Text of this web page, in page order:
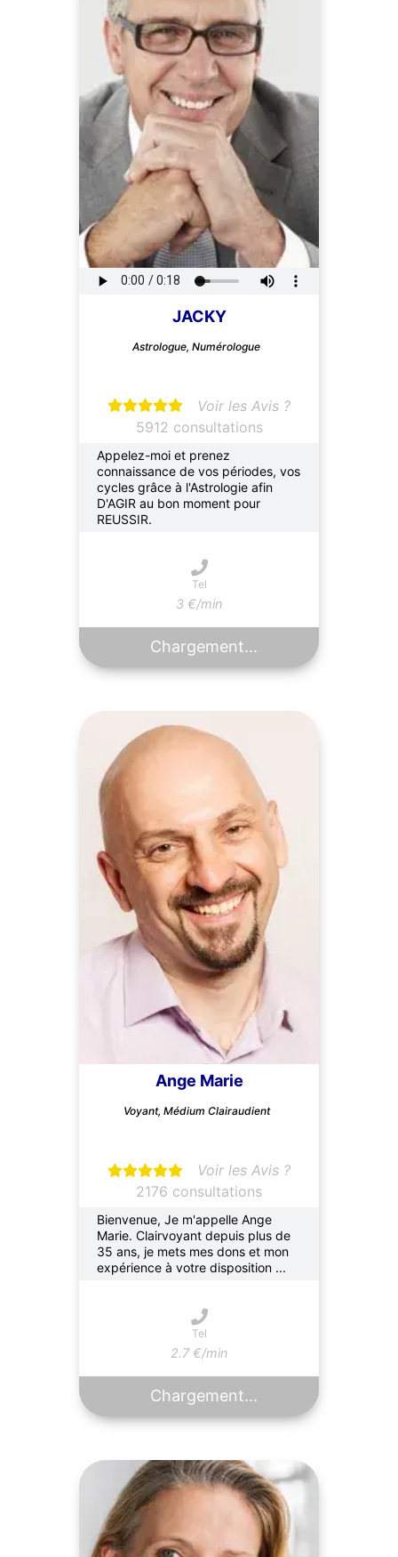
JACKY
Astrologue, Numérologue
Voir les Avis ?
5912 consultations
Appelez-moi et prenez
connaissance de vos périodes, vos
cycles grâce à l'Astrologie afin
D'AGIR au bon moment pour
REUSSIR.
Tel
3 €/min
Chargement...
Ange Marie
Voyant, Médium Clairaudient
Voir les Avis ?
2176 consultations
Bienvenue, Je m'appelle Ange
Marie. Clairvoyant depuis plus de
35 ans, je mets mes dons et mon
expérience à votre disposition ...
Tel
2.7 €/min
Chargement...